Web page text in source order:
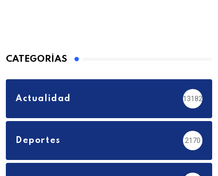
CATEGORÍAS
Actualidad 13182
Deportes 2170